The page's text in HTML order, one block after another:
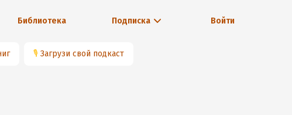
Библиотека Подписка Войти
🎙 Загрузи свой подкаст